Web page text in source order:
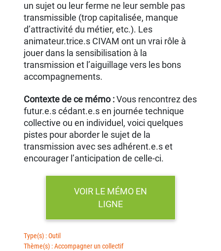
un sujet ou leur ferme ne leur semble pas
transmissible (trop capitalisée, manque
d’attractivité du métier, etc.). Les
animateur.trice.s CIVAM ont un vrai rôle à
jouer dans la sensibilisation à la
transmission et l’aiguillage vers les bons
accompagnements.
Contexte de ce mémo :Vous rencontrez des
futur.e.s cédant.e.s en journée technique
collective ou en individuel, voici quelques
pistes pour aborder le sujet de la
transmission avec ses adhérent.e.s et
encourager l’anticipation de celle-ci.
VOIR LE MÉMO EN
LIGNE
Type(s) : Outil
Thème(s) : Accompagner un collectif